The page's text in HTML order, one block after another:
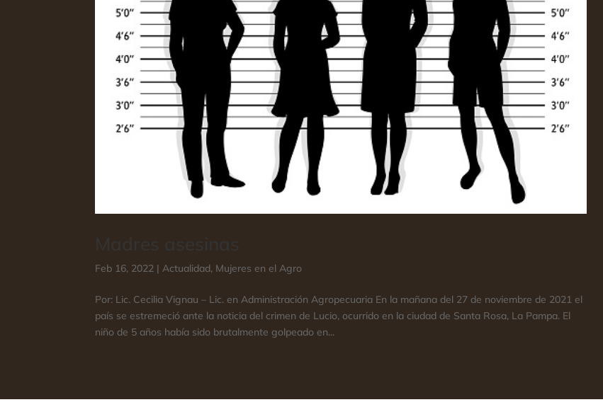
Feb 16, 2022 |Actualidad, Mujeres en el Agro
Por: Lic. Cecilia Vignau – Lic. en Administración Agropecuaria En la mañana del 27 de noviembre de 2021 el
país se estremeció ante la noticia del crimen de Lucio, ocurrido en la ciudad de Santa Rosa, La Pampa. El
niño de 5 años había sido brutalmente golpeado en...